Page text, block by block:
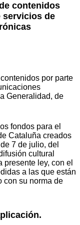
contenidos
servicios de
por parte
Generalidad, de
fondos para el
Cataluña creados
7 de julio, del
cultural
ley, con el
a las que están
con su norma de